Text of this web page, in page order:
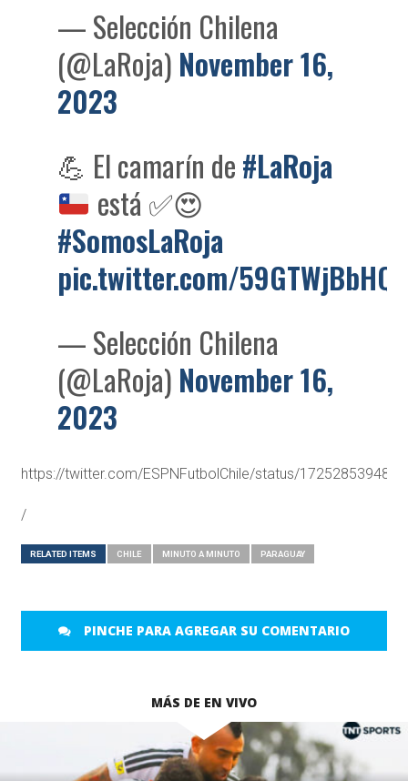
— Selección Chilena
(@LaRoja) November 16,
2023
💪 El camarín de#LaRoja
está ✅😍
#SomosLaRoja
pic.twitter.com/59GTWjBbHQ
— Selección Chilena
(@LaRoja) November 16,
2023
https://twitter.com/ESPNFutbolChile/status/
/
RELATED ITEMS CHILE MINUTO A MINUTO PARAGUAY
PINCHE PARA AGREGAR SU COMENTARIO
MÁS DE EN VIVO